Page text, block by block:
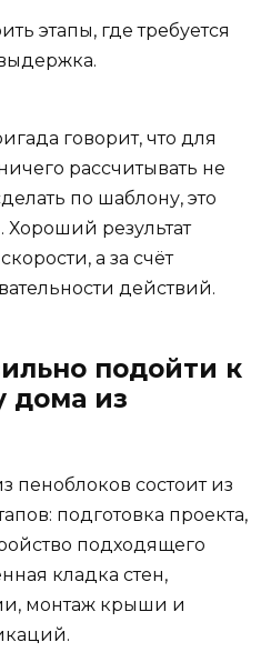
этапы, где требуется
говорит, что для
рассчитывать не
по шаблону, это
Хороший результат
а за счёт
действий.
подойти к
дома из
пеноблоков состоит из
подготовка проекта,
подходящего
кладка стен,
монтаж крыши и